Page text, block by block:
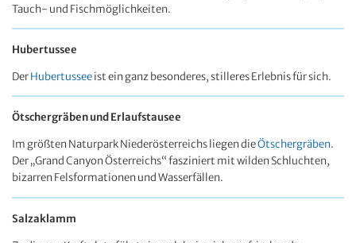
Tauch- und Fischmöglichkeiten.
Hubertussee
DerHubertusseeist ein ganz besonderes, stilleres Erlebnis für sich.
Ötschergräben und Erlaufstausee
Im größten Naturpark Niederösterreichs liegen dieÖtschergräben.
Der „Grand Canyon Österreichs“ fasziniert mit wilden Schluchten,
bizarren Felsformationen und Wasserfällen.
Salzaklamm